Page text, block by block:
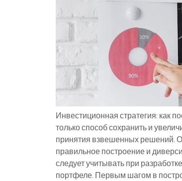
Инвестиционная стратегия: как
только способ сохранить и
принятия взвешенных решений.
правильное построение и
следует учитывать при
портфеле. Первым шагом в